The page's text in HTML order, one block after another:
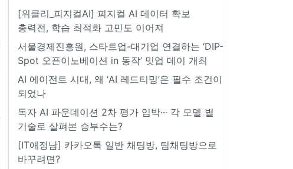
[위클리_피지컬AI] 피지컬 AI 데이터 확보
총력전, 학습 최적화 고민도 이어져
서울경제진흥원, 스타트업-대기업 연결하는 ‘DIP-
Spot 오픈이노베이션 in 동작’ 밋업 데이 개최
AI 에이전트 시대, 왜 ‘AI 레드티밍’은 필수 조건이
되었나
독자 AI 파운데이션 2차 평가 임박··· 각 모델 별
기술로 살펴본 승부수는?
[IT애정남] 카카오톡 일반 채팅방, 팀채팅방으로
바꾸려면?